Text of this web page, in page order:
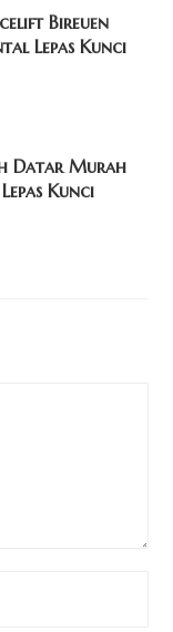
Bireuen
Lepas Kunci
Datar Murah
Kunci